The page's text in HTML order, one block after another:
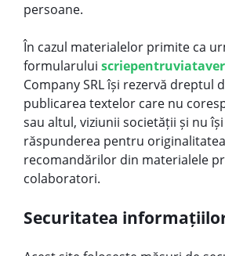
persoane.
În cazul materialelor primite ca
formularului
Company SRL își rezervă dreptul
publicarea textelor care nu
sau altul, viziunii societății și nu
răspunderea pentru
recomandărilor din materialele
colaboratori.
Securitatea